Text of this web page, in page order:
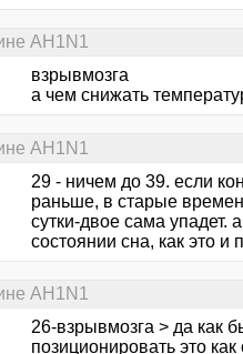
AH1N1
взрывмозга
а чем снижать
AH1N1
29 - ничем до 39. если
раньше, в старые
сутки-двое сама упадет.
состоянии сна, как это и
AH1N1
26-взрывмозга > да как
позиционировать это